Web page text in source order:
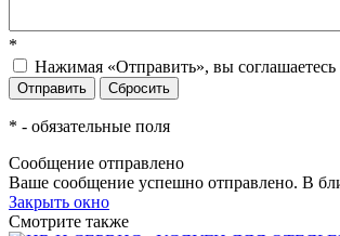
*
Нажимая «Отправить», вы соглашаетесь
* - обязательные поля
Сообщение отправлено
Ваше сообщение успешно отправлено. В
Закрыть окно
Смотрите также